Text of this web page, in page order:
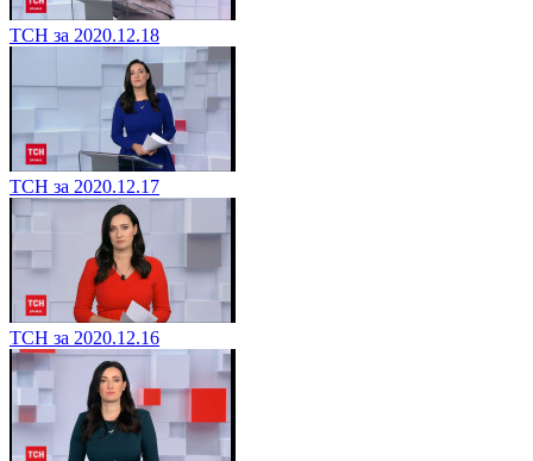
ТСН за 2020.12.18
ТСН за 2020.12.17
ТСН за 2020.12.16